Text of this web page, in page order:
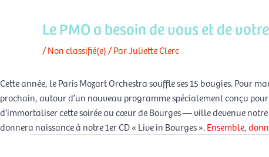
Le PMO a besoin de vous et de
/Non classifié(e)/ ParJuliette Clerc
Cette année, le Paris Mozart Orchestra souffle ses 15 bougies. Pour
prochain, autour d’un nouveau programme spécialement conçu pour
d’immortaliser cette soirée au cœur de Bourges — ville devenue
donnera naissance à notre 1er CD « Live in Bourges ».Ensemble,